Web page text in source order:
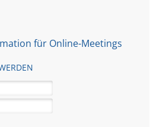
für Online-Meetings